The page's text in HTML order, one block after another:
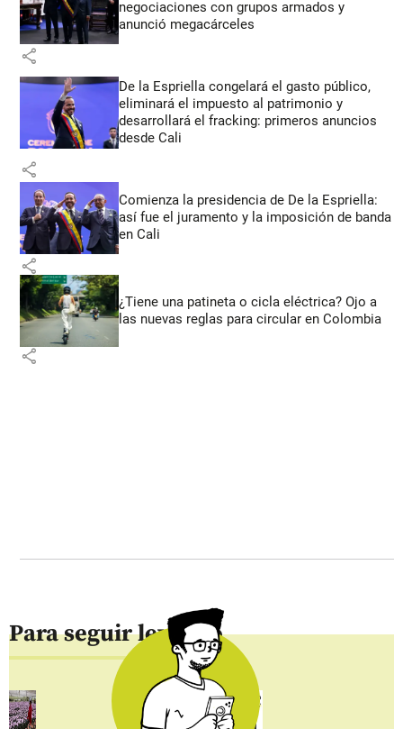
negociaciones con grupos armados y
anunció megacárceles
share
De la Espriella congelará el gasto público,
eliminará el impuesto al patrimonio y
desarrollará el fracking: primeros anuncios
desde Cali
share
Comienza la presidencia de De la Espriella:
así fue el juramento y la imposición de banda
en Cali
share
¿Tiene una patineta o cicla eléctrica? Ojo a
las nuevas reglas para circular en Colombia
share
Para seguir leyendo